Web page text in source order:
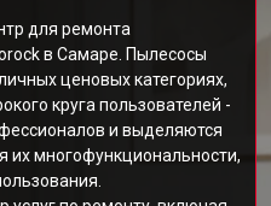
для ремонта
в Самаре. Пылесосы
ценовых категориях,
круга пользователей -
и выделяются
их многофункциональности,